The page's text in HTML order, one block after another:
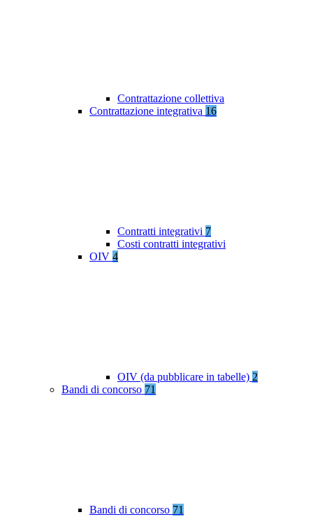
Contrattazione collettiva
Contrattazione integrativa 16
Contratti integrativi 7
Costi contratti integrativi
OIV 4
OIV (da pubblicare in tabelle) 2
Bandi di concorso 71
Bandi di concorso 71